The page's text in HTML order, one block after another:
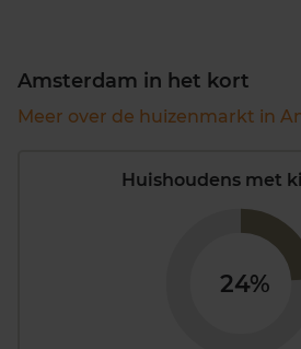
Amsterdam in het kort
Meer over de huizenmarkt in
Huishoudens met
24%